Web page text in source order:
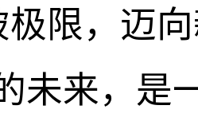
极限，迈
未来，是